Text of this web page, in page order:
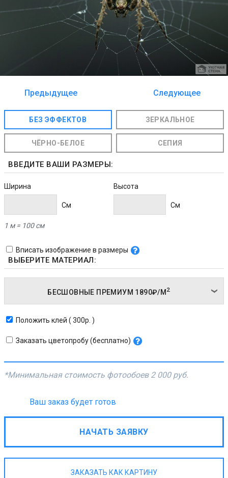
Предыдущее
Следующее
БЕЗ ЭФФЕКТОВ ЗЕРКАЛЬНОЕ
ЧЁРНО-БЕЛОЕ СЕПИЯ
ВВЕДИТЕ ВАШИ РАЗМЕРЫ:
Ширина
Cм
Высота
Cм
1 м = 100 см
Вписать изображение в размеры
ВЫБЕРИТЕ МАТЕРИАЛ:
БЕСШОВНЫЕ ПРЕМИУМ 1890₽/М 2
Положить клей ( 300р. )
Заказать цветопробу (бесплатно)
*Минимальная стоимость фотообоев 2 000 руб.
Ваш заказ будет готов
НАЧАТЬ ЗАЯВКУ
ЗАКАЗАТЬ КАК КАРТИНУ